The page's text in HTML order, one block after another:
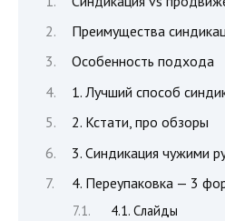
Преимущества
Особенность подхода
1. Лучший способ
2. Кстати, про обзоры
3. Синдикация чужими
4. Переупаковка — 3
4.1. Слайды